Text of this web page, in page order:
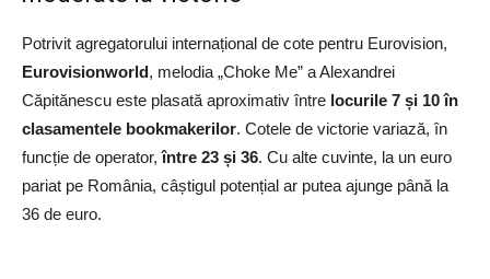
Potrivit agregatorului internațional de cote pentru Eurovision,
Eurovisionworld, melodia „Choke Me” a Alexandrei
Căpitănescu este plasată aproximativ între locurile 7 și 10 în
clasamentele bookmakerilor. Cotele de victorie variază, în
funcție de operator,între 23 și 36. Cu alte cuvinte, la un euro
pariat pe România, câștigul potențial ar putea ajunge până la
36 de euro.